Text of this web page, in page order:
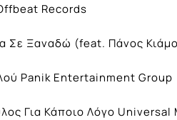
Records
Σε Ξαναδώ (feat. Πάνος
Panik Entertainment Group
Για Κάποιο Λόγο Universal